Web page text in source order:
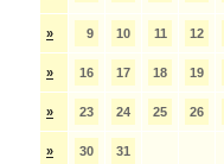
» 9 10 11 12
» 16 17 18 19
» 23 24 25 26
» 30 31